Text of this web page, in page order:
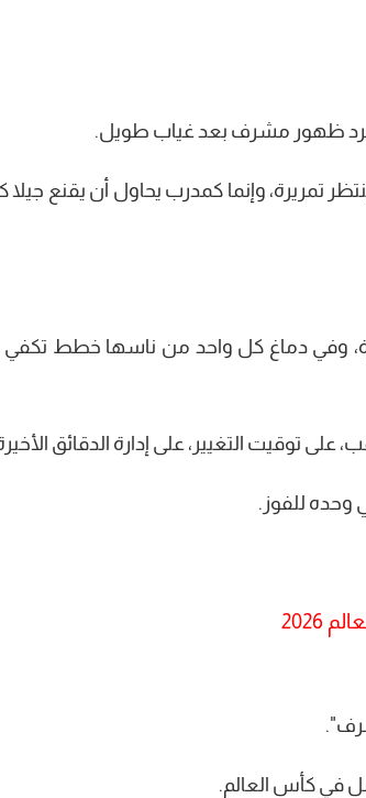
تمريرة، وإنما كمدرب يحاول أن يقنع جيلا
وفي دماغ كل واحد من ناسها خطط تكفي
على توقيت التغيير، على إدارة الدقائق
وحده للفوز.
في كأس العالم.